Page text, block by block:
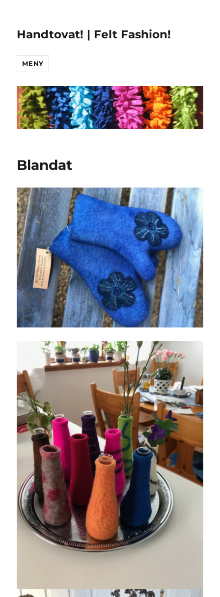
Handtovat! | Felt Fashion!
MENY
Blandat